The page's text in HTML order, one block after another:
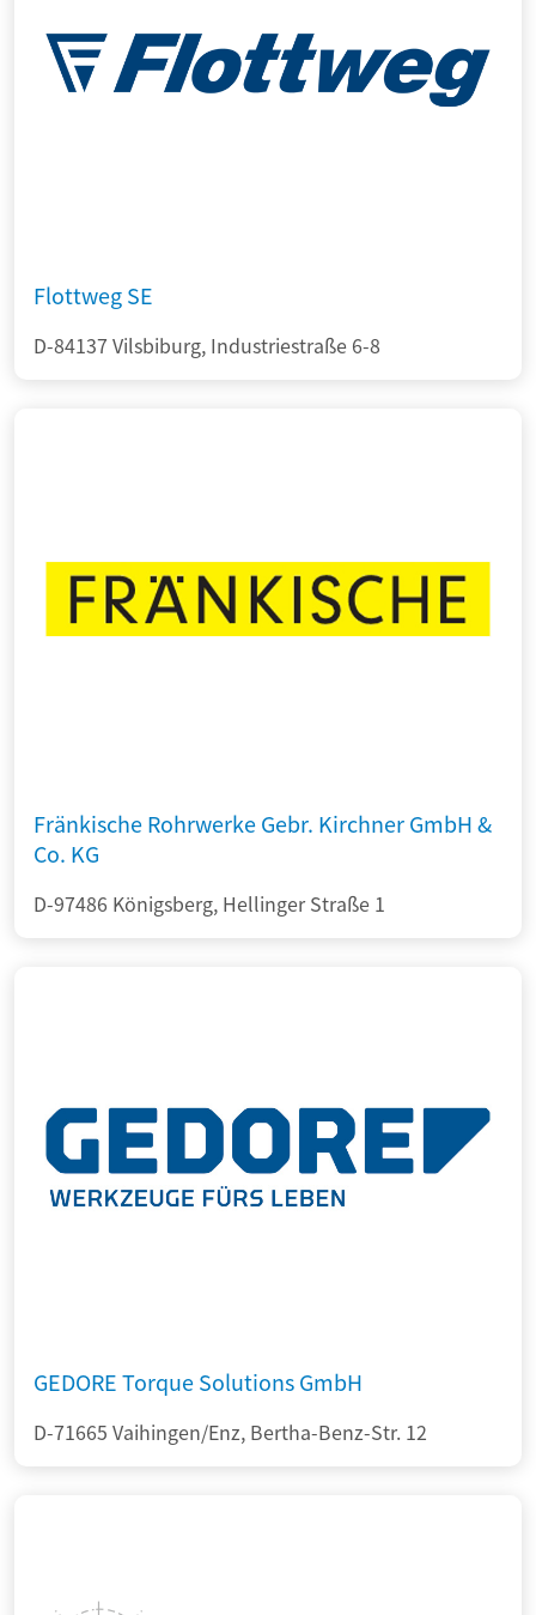
Flottweg SE
D-84137 Vilsbiburg, Industriestraße 6-8
Fränkische Rohrwerke Gebr. Kirchner GmbH &
Co. KG
D-97486 Königsberg, Hellinger Straße 1
GEDORE Torque Solutions GmbH
D-71665 Vaihingen/Enz, Bertha-Benz-Str. 12